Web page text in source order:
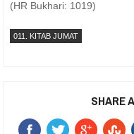
(HR Bukhari: 1019)
011. KITAB JUMAT
SHARE